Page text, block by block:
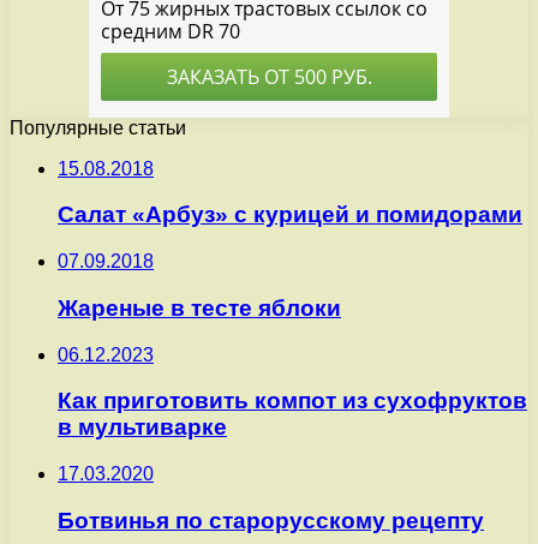
Популярные статьи
15.08.2018
Салат «Арбуз» с курицей и помидорами
07.09.2018
Жареные в тесте яблоки
06.12.2023
Как приготовить компот из сухофруктов
в мультиварке
17.03.2020
Ботвинья по старорусскому рецепту